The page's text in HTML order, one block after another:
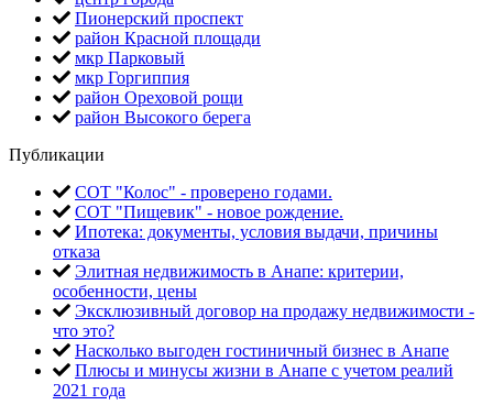
Пионерский проспект
район Красной площади
мкр Парковый
мкр Горгиппия
район Ореховой рощи
район Высокого берега
Публикации
СОТ "Колос" - проверено годами.
СОТ "Пищевик" - новое рождение.
Ипотека: документы, условия выдачи, причины
отказа
Элитная недвижимость в Анапе: критерии,
особенности, цены
Эксклюзивный договор на продажу недвижимости -
что это?
Насколько выгоден гостиничный бизнес в Анапе
Плюсы и минусы жизни в Анапе с учетом реалий
2021 года